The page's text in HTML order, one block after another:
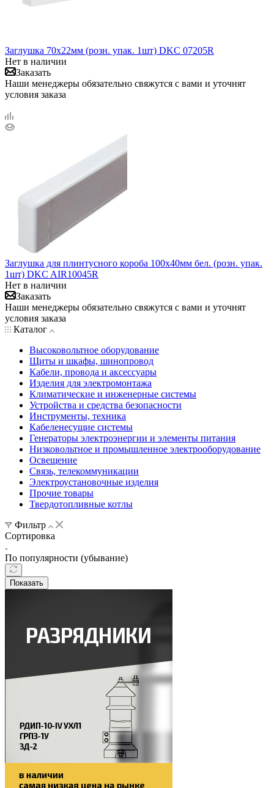
Заглушка 70х22мм (розн. упак. 1шт) DKC 07205R
Нет в наличии
Заказать
Наши менеджеры обязательно свяжутся с вами и уточнят
условия заказа
Заглушка для плинтусного короба 100х40мм бел. (розн. упак.
1шт) DKC AIR10045R
Нет в наличии
Заказать
Наши менеджеры обязательно свяжутся с вами и уточнят
условия заказа
Каталог
Высоковольтное оборудование
Щиты и шкафы, шинопровод
Кабели, провода и аксессуары
Изделия для электромонтажа
Климатические и инженерные системы
Устройства и средства безопасности
Инструменты, техника
Кабеленесущие системы
Генераторы электроэнергии и элементы питания
Низковольтное и промышленное электрооборудование
Освещение
Связь, телекоммуникации
Электроустановочные изделия
Прочие товары
Твердотопливные котлы
Фильтр
Сортировка
По популярности (убывание)
Показать